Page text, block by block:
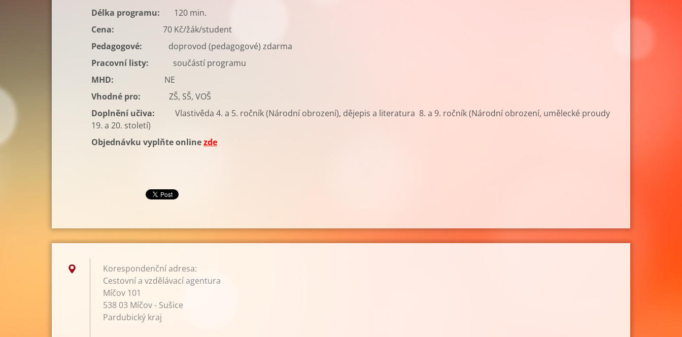
Délka programu:
120 min.
Cena:
70 Kč/žák/student
Pedagogové:
doprovod (pedagogové) zdarma
Pracovní listy:
součástí programu
MHD:
NE
Vhodné pro:
ZŠ, SŠ, VOŠ
Doplnění učiva: Vlastivěda 4. a 5. ročník (Národní obrození), dějepis a literatura 8. a 9. ročník (Národní obrození, umělecké proudy
19. a 20. století)
Objednávku vyplňte onlinezde
Korespondenční adresa:
Cestovní a vzdělávací agentura
Míčov 101
538 03 Míčov - Sušice
Pardubický kraj